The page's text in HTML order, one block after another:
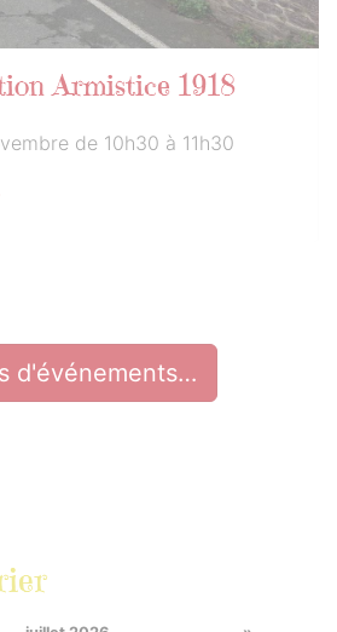
Armistice 1918
de 10h30 à 11h30
d'événements…